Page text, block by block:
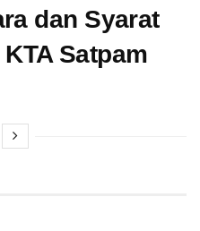
dan Syarat
Satpam